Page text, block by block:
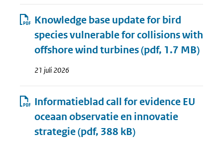
Knowledge base update for bird
species vulnerable for collisions with
offshore wind turbines(pdf, 1.7 MB)
21 juli 2026
Informatieblad call for evidence EU
oceaan observatie en innovatie
strategie(pdf, 388 kB)